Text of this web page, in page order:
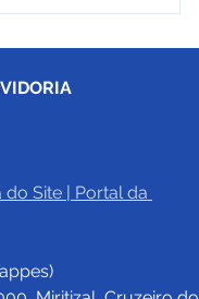
do Site
Portal da